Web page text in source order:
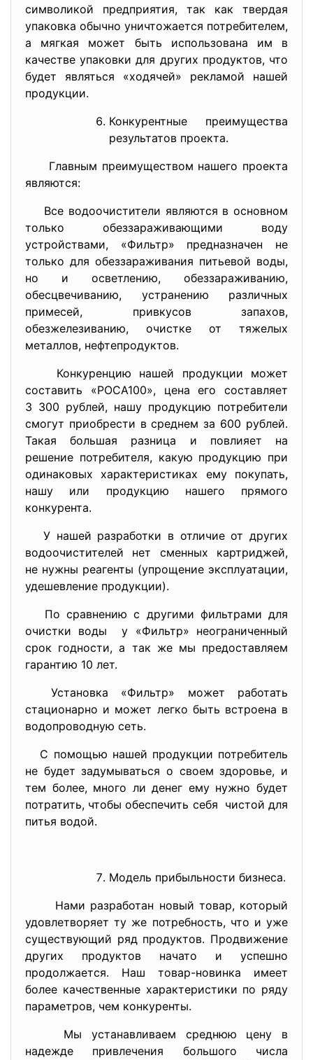
символикой предприятия, так как твердая
упаковка обычно уничтожается потребителем,
а мягкая может быть использована им в
качестве упаковки для других продуктов, что
будет являться «ходячей» рекламой нашей
продукции.
Конкурентные преимущества
результатов проекта.
Главным преимуществом нашего проекта
являются:
Все водоочистители являются в основном
только обеззараживающими воду
устройствами, «Фильтр» предназначен не
только для обеззараживания питьевой воды,
но и осветлению, обеззараживанию,
обесцвечиванию, устранению различных
примесей, привкусов запахов,
обезжелезиванию, очистке от тяжелых
металлов, нефтепродуктов.
Конкуренцию нашей продукции может
составить «РОСА100», цена его составляет
3 300 рублей, нашу продукцию потребители
смогут приобрести в среднем за 600 рублей.
Такая большая разница и повлияет на
решение потребителя, какую продукцию при
одинаковых характеристиках ему покупать,
нашу или продукцию нашего прямого
конкурента.
У нашей разработки в отличие от других
водоочистителей нет сменных картриджей,
не нужны реагенты (упрощение эксплуатации,
удешевление продукции).
По сравнению с другими фильтрами для
очистки воды у «Фильтр» неограниченный
срок годности, а так же мы предоставляем
гарантию 10 лет.
Установка «Фильтр» может работать
стационарно и может легко быть встроена в
водопроводную сеть.
С помощью нашей продукции потребитель
не будет задумываться о своем здоровье, и
тем более, много ли денег ему нужно будет
потратить, чтобы обеспечить себя чистой для
питья водой.
Модель прибыльности бизнеса.
Нами разработан новый товар, который
удовлетворяет ту же потребность, что и уже
существующий ряд продуктов. Продвижение
других продуктов начато и успешно
продолжается. Наш товар-новинка имеет
более качественные характеристики по ряду
параметров, чем конкуренты.
Мы устанавливаем среднюю цену в
надежде привлечения большого числа